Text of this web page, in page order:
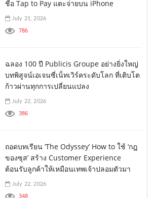
ชื่อ Tap to Pay แตะจ่ายบน iPhone
July 21, 2026
786
ฉลอง 100 ปี Publicis Groupe อย่างยิ่งใหญ่
บทพิสูจน์เอเจนซี่เน็ทเวิร์คระดับโลก ที่เติบโต
ก้าวผ่านทุกการเปลี่ยนแปลง
July 22, 2026
386
ถอดบทเรียน ‘The Odyssey’ How to ใช้ ‘กฎ
ของซุส’ สร้าง Customer Experience
ต้อนรับลูกค้าให้เหมือนเทพเจ้าปลอมตัวมา
July 22, 2026
348